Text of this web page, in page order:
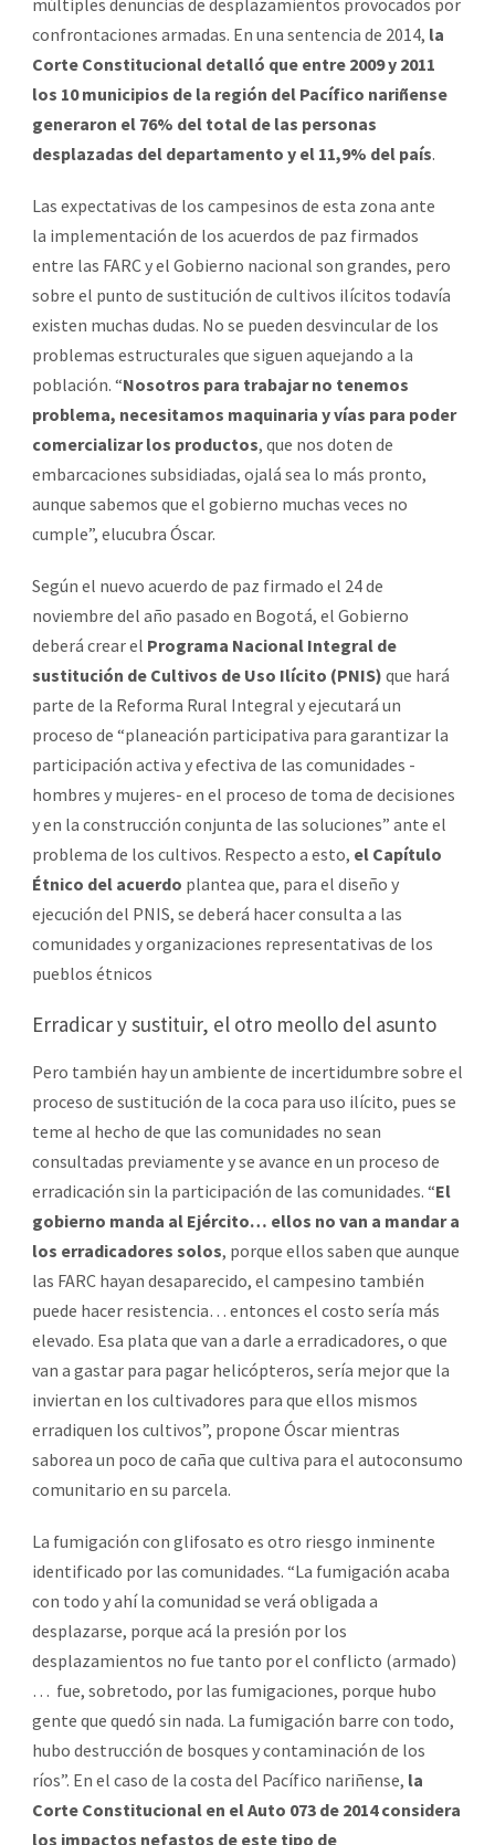
múltiples denuncias de desplazamientos provocados por
confrontaciones armadas. En una sentencia de 2014, la
Corte Constitucional detalló que entre 2009 y 2011
los 10 municipios de la región del Pacífico nariñense
generaron el 76% del total de las personas
desplazadas del departamento y el 11,9% del país.
Las expectativas de los campesinos de esta zona ante
la implementación de los acuerdos de paz firmados
entre las FARC y el Gobierno nacional son grandes, pero
sobre el punto de sustitución de cultivos ilícitos todavía
existen muchas dudas. No se pueden desvincular de los
problemas estructurales que siguen aquejando a la
población. “Nosotros para trabajar no tenemos
problema, necesitamos maquinaria y vías para poder
comercializar los productos, que nos doten de
embarcaciones subsidiadas, ojalá sea lo más pronto,
aunque sabemos que el gobierno muchas veces no
cumple”, elucubra Óscar.
Según el nuevo acuerdo de paz firmado el 24 de
noviembre del año pasado en Bogotá, el Gobierno
deberá crear el Programa Nacional Integral de
sustitución de Cultivos de Uso Ilícito (PNIS) que hará
parte de la Reforma Rural Integral y ejecutará un
proceso de “planeación participativa para garantizar la
participación activa y efectiva de las comunidades -
hombres y mujeres- en el proceso de toma de decisiones
y en la construcción conjunta de las soluciones” ante el
problema de los cultivos. Respecto a esto, el Capítulo
Étnico del acuerdo plantea que, para el diseño y
ejecución del PNIS, se deberá hacer consulta a las
comunidades y organizaciones representativas de los
pueblos étnicos
Erradicar y sustituir, el otro meollo del asunto
Pero también hay un ambiente de incertidumbre sobre el
proceso de sustitución de la coca para uso ilícito, pues se
teme al hecho de que las comunidades no sean
consultadas previamente y se avance en un proceso de
erradicación sin la participación de las comunidades. “El
gobierno manda al Ejército… ellos no van a mandar a
los erradicadores solos, porque ellos saben que aunque
las FARC hayan desaparecido, el campesino también
puede hacer resistencia… entonces el costo sería más
elevado. Esa plata que van a darle a erradicadores, o que
van a gastar para pagar helicópteros, sería mejor que la
inviertan en los cultivadores para que ellos mismos
erradiquen los cultivos”, propone Óscar mientras
saborea un poco de caña que cultiva para el autoconsumo
comunitario en su parcela.
La fumigación con glifosato es otro riesgo inminente
identificado por las comunidades. “La fumigación acaba
con todo y ahí la comunidad se verá obligada a
desplazarse, porque acá la presión por los
desplazamientos no fue tanto por el conflicto (armado)
… fue, sobretodo, por las fumigaciones, porque hubo
gente que quedó sin nada. La fumigación barre con todo,
hubo destrucción de bosques y contaminación de los
ríos”. En el caso de la costa del Pacífico nariñense, la
Corte Constitucional en el Auto 073 de 2014 considera
los impactos nefastos de este tipo de